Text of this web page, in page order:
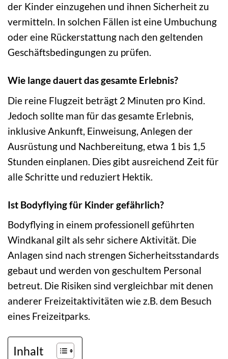
der Kinder einzugehen und ihnen Sicherheit zu
vermitteln. In solchen Fällen ist eine Umbuchung
oder eine Rückerstattung nach den geltenden
Geschäftsbedingungen zu prüfen.
Wie lange dauert das gesamte Erlebnis?
Die reine Flugzeit beträgt 2 Minuten pro Kind.
Jedoch sollte man für das gesamte Erlebnis,
inklusive Ankunft, Einweisung, Anlegen der
Ausrüstung und Nachbereitung, etwa 1 bis 1,5
Stunden einplanen. Dies gibt ausreichend Zeit für
alle Schritte und reduziert Hektik.
Ist Bodyflying für Kinder gefährlich?
Bodyflying in einem professionell geführten
Windkanal gilt als sehr sichere Aktivität. Die
Anlagen sind nach strengen Sicherheitsstandards
gebaut und werden von geschultem Personal
betreut. Die Risiken sind vergleichbar mit denen
anderer Freizeitaktivitäten wie z.B. dem Besuch
eines Freizeitparks.
Inhalt